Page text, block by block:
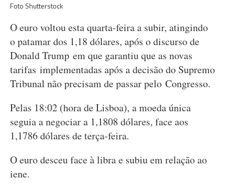
Foto Shutterstock
O euro voltou esta quarta-feira a subir, atingindo
o patamar dos 1,18 dólares, após o discurso de
Donald Trump em que garantiu que as novas
tarifas implementadas após a decisão do Supremo
Tribunal não precisam de passar pelo Congresso.
Pelas 18:02 (hora de Lisboa), a moeda única
seguia a negociar a 1,1808 dólares, face aos
1,1786 dólares de terça-feira.
O euro desceu face à libra e subiu em relação ao
iene.